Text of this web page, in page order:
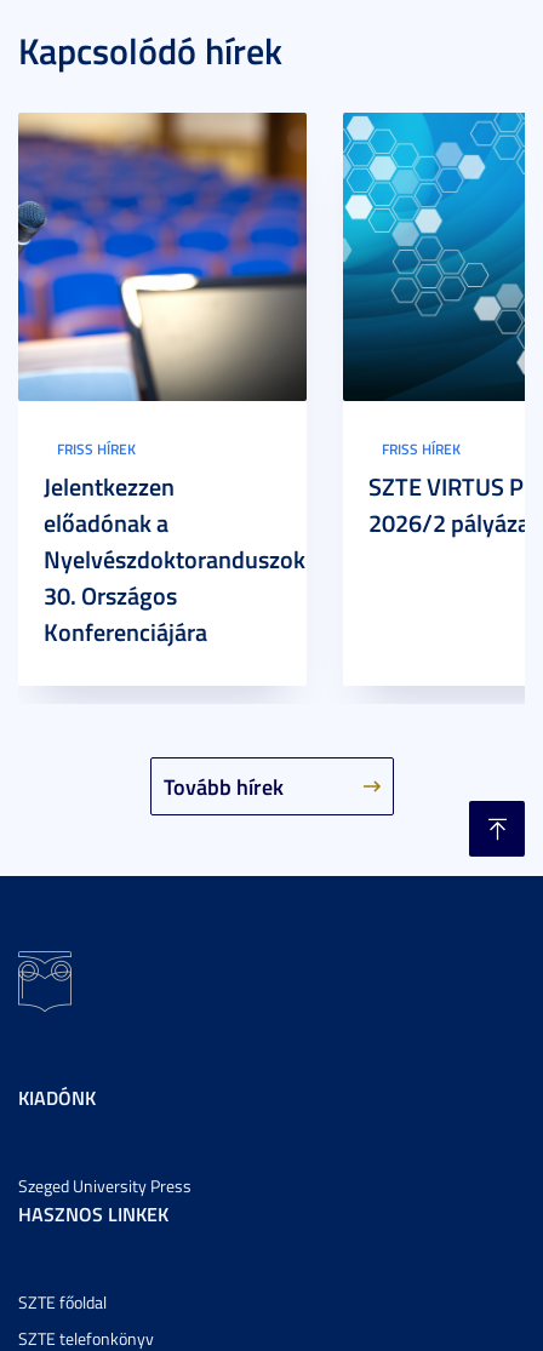
Kapcsolódó hírek
Tovább hírek
FRISS HÍREK
Jelentkezzen
előadónak a
Nyelvészdoktoranduszok
30. Országos
Konferenciájára
FRISS HÍREK
SZTE VIRTUS
2026/2
KIADÓNK
Szeged University Press
HASZNOS LINKEK
SZTE főoldal
SZTE telefonkönyv